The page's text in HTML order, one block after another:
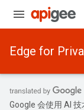
Edge for
Google 会使用 AI